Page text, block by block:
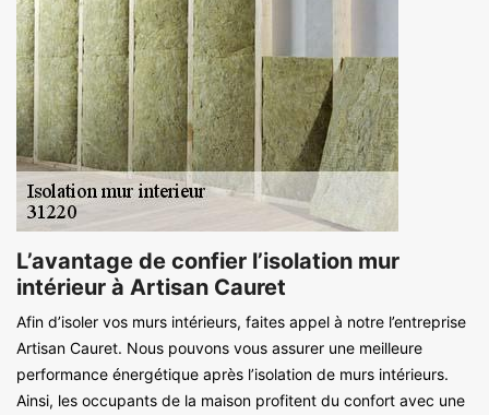
L’avantage de confier l’isolation mur
intérieur à Artisan Cauret
Afin d’isoler vos murs intérieurs, faites appel à notre l’entreprise
Artisan Cauret. Nous pouvons vous assurer une meilleure
performance énergétique après l’isolation de murs intérieurs.
Ainsi, les occupants de la maison profitent du confort avec une